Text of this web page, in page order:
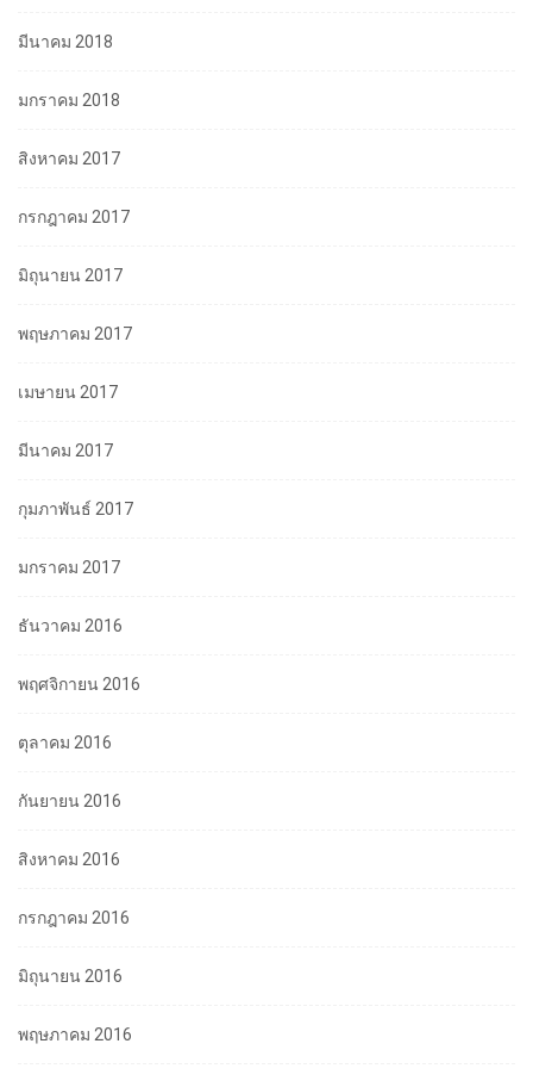
มีนาคม 2018
มกราคม 2018
สิงหาคม 2017
กรกฎาคม 2017
มิถุนายน 2017
พฤษภาคม 2017
เมษายน 2017
มีนาคม 2017
กุมภาพันธ์ 2017
มกราคม 2017
ธันวาคม 2016
พฤศจิกายน 2016
ตุลาคม 2016
กันยายน 2016
สิงหาคม 2016
กรกฎาคม 2016
มิถุนายน 2016
พฤษภาคม 2016